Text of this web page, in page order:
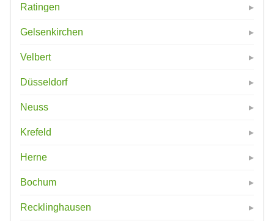
Ratingen
Gelsenkirchen
Velbert
Düsseldorf
Neuss
Krefeld
Herne
Bochum
Recklinghausen